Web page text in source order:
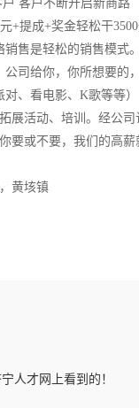
客户不断开启新商路
+提成+奖金轻松干
售是轻松的销售模式
司给你，你所想要的
、看电影、K歌等等
展活动、培训。经公
要或不要，我们的高薪
黄垓镇
人才网上看到的！